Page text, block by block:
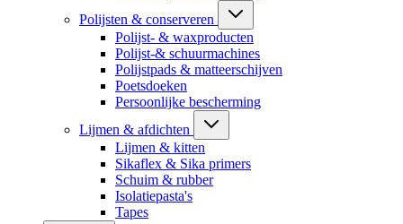
Polijsten & conserveren
Polijst- & waxproducten
Polijst-& schuurmachines
Polijstpads & matteerschijven
Poetsdoeken
Persoonlijke bescherming
Lijmen & afdichten
Lijmen & kitten
Sikaflex & Sika primers
Schuim & rubber
Isolatiepasta's
Tapes